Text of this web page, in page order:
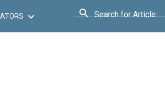
Search for Article